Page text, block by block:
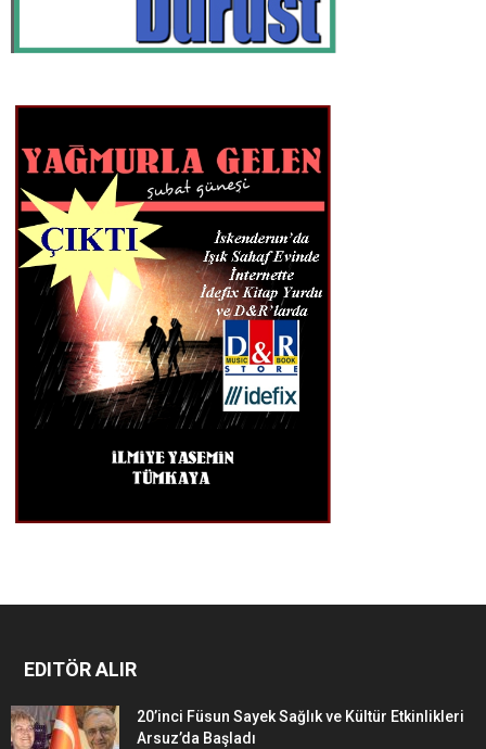
EDITÖR ALIR
20’inci Füsun Sayek Sağlık ve Kültür Etkinlikleri
Arsuz’da Başladı